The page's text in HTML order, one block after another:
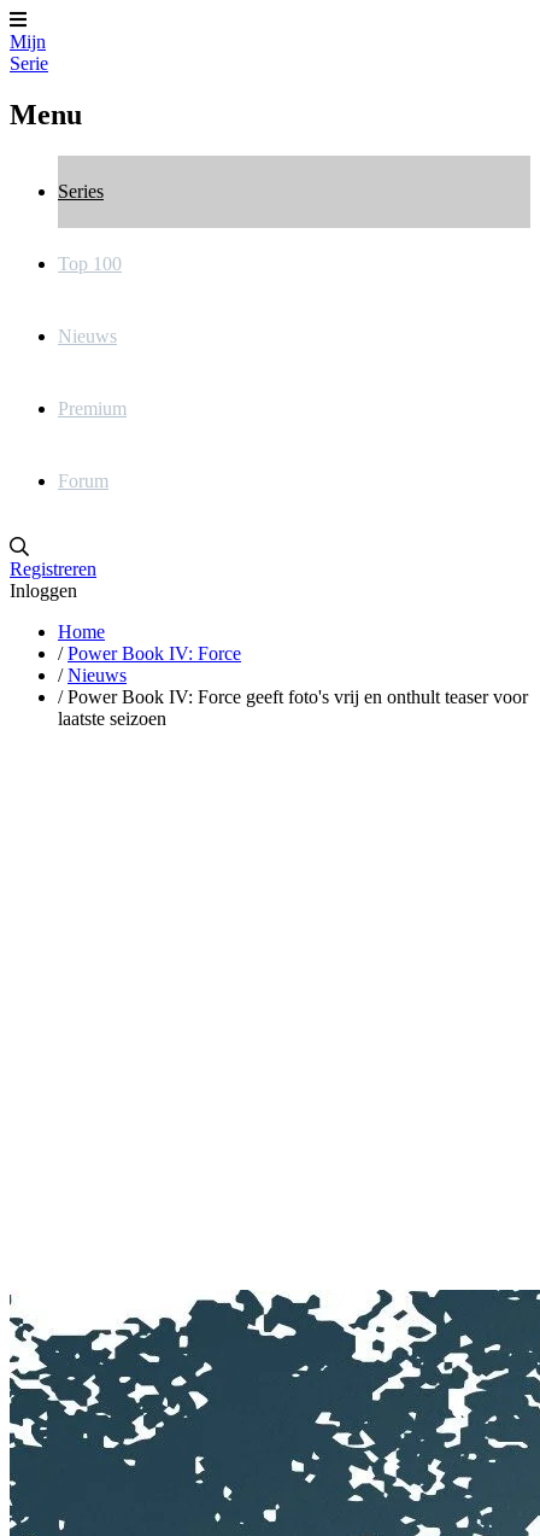
Mijn
Serie
Menu
Series
Top 100
Nieuws
Premium
Forum
Registreren
Inloggen
Home
/ Power Book IV: Force
/ Nieuws
/ Power Book IV: Force geeft foto's vrij en onthult teaser voor
laatste seizoen